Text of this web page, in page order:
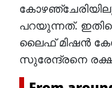
പറയുന്നത്.
ലൈഫ് മിഷന്‍
സുരേന്ദ്രനെ